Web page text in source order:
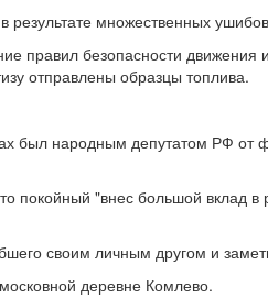
результате множественных
правил безопасности
отправлены образцы топлива.
был народным депутатом РФ от
покойный "внес большой
своим личным другом и
деревне Комлево.